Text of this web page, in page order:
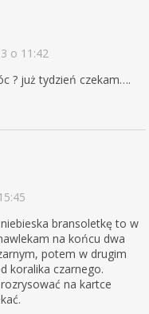
o 11:42
? już tydzień czekam….
bransoletkę to w
na końcu dwa
potem w drugim
koralika czarnego.
na kartce